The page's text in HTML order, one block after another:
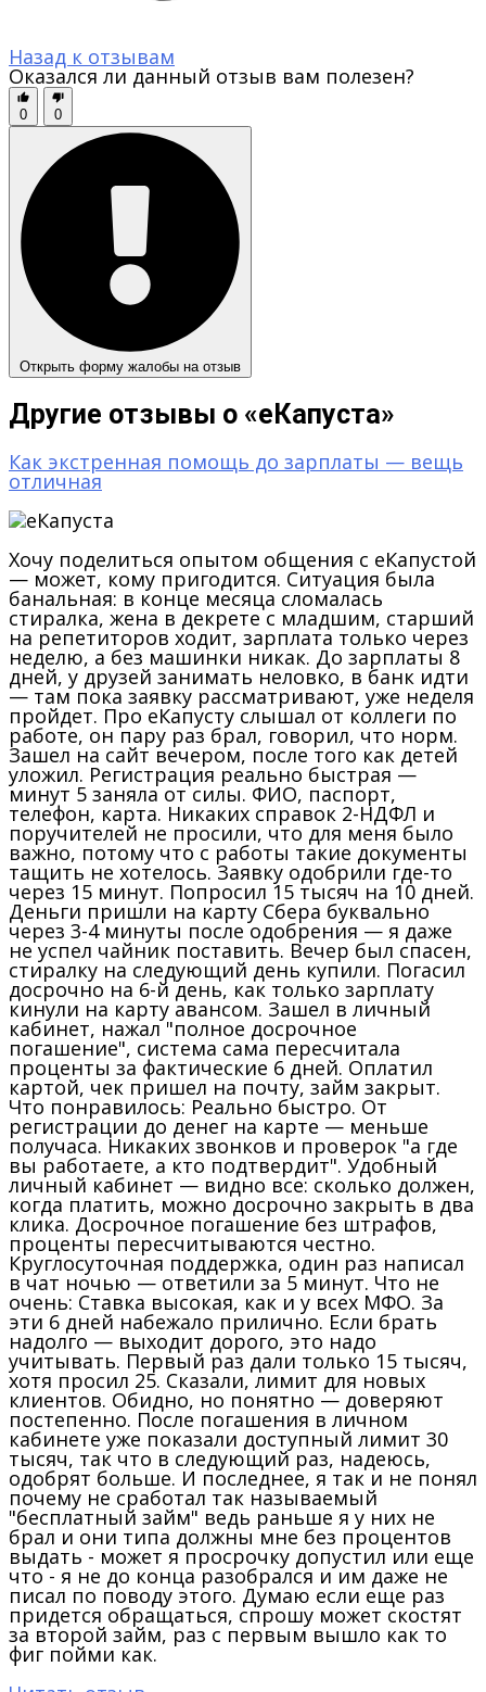
Назад к отзывам
Оказался ли данный отзыв вам полезен?
0 0
Открыть форму жалобы на отзыв
Другие отзывы о «еКапуста»
Как экстренная помощь до зарплаты — вещь
отличная
Хочу поделиться опытом общения с еКапустой
— может, кому пригодится. Ситуация была
банальная: в конце месяца сломалась
стиралка, жена в декрете с младшим, старший
на репетиторов ходит, зарплата только через
неделю, а без машинки никак. До зарплаты 8
дней, у друзей занимать неловко, в банк идти
— там пока заявку рассматривают, уже неделя
пройдет. Про еКапусту слышал от коллеги по
работе, он пару раз брал, говорил, что норм.
Зашел на сайт вечером, после того как детей
уложил. Регистрация реально быстрая —
минут 5 заняла от силы. ФИО, паспорт,
телефон, карта. Никаких справок 2-НДФЛ и
поручителей не просили, что для меня было
важно, потому что с работы такие документы
тащить не хотелось. Заявку одобрили где-то
через 15 минут. Попросил 15 тысяч на 10 дней.
Деньги пришли на карту Сбера буквально
через 3-4 минуты после одобрения — я даже
не успел чайник поставить. Вечер был спасен,
стиралку на следующий день купили. Погасил
досрочно на 6-й день, как только зарплату
кинули на карту авансом. Зашел в личный
кабинет, нажал "полное досрочное
погашение", система сама пересчитала
проценты за фактические 6 дней. Оплатил
картой, чек пришел на почту, займ закрыт.
Что понравилось: Реально быстро. От
регистрации до денег на карте — меньше
получаса. Никаких звонков и проверок "а где
вы работаете, а кто подтвердит". Удобный
личный кабинет — видно все: сколько должен,
когда платить, можно досрочно закрыть в два
клика. Досрочное погашение без штрафов,
проценты пересчитываются честно.
Круглосуточная поддержка, один раз написал
в чат ночью — ответили за 5 минут. Что не
очень: Ставка высокая, как и у всех МФО. За
эти 6 дней набежало прилично. Если брать
надолго — выходит дорого, это надо
учитывать. Первый раз дали только 15 тысяч,
хотя просил 25. Сказали, лимит для новых
клиентов. Обидно, но понятно — доверяют
постепенно. После погашения в личном
кабинете уже показали доступный лимит 30
тысяч, так что в следующий раз, надеюсь,
одобрят больше. И последнее, я так и не понял
почему не сработал так называемый
"бесплатный займ" ведь раньше я у них не
брал и они типа должны мне без процентов
выдать - может я просрочку допустил или еще
что - я не до конца разобрался и им даже не
писал по поводу этого. Думаю если еще раз
придется обращаться, спрошу может скостят
за второй займ, раз с первым вышло как то
фиг пойми как.